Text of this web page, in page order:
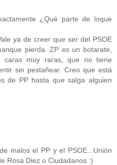
¿Qué parte de loque
ya de creer que ser del PSOE
pierda. ZP es un botarate,
muy raras, que no tiene
sin pestañear. Creo que está
de PP hasta que salga alguien
malos el PP y el PSOE...Unión
Rosa Diez o Ciudadanos :)